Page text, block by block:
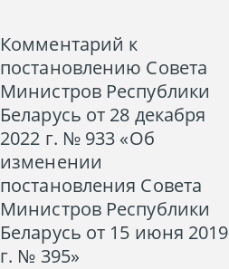
Комментарий к
постановлению Совета
Министров Республики
Беларусь от 28 декабря
2022 г. № 933 «Об
изменении
постановления Совета
Министров Республики
Беларусь от 15 июня 2019
г. № 395»